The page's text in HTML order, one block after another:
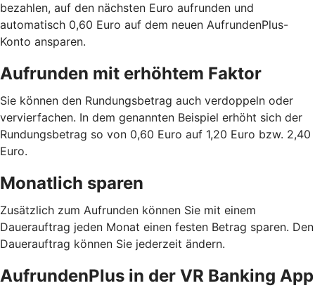
bezahlen, auf den nächsten Euro aufrunden und
automatisch 0,60 Euro auf dem neuen AufrundenPlus-
Konto ansparen.
Aufrunden mit erhöhtem Faktor
Sie können den Rundungsbetrag auch verdoppeln oder
vervierfachen. In dem genannten Beispiel erhöht sich der
Rundungsbetrag so von 0,60 Euro auf 1,20 Euro bzw. 2,40
Euro.
Monatlich sparen
Zusätzlich zum Aufrunden können Sie mit einem
Dauerauftrag jeden Monat einen festen Betrag sparen. Den
Dauerauftrag können Sie jederzeit ändern.
AufrundenPlus in der VR Banking App